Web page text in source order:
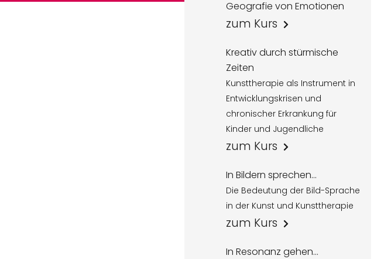
Geografie von Emotionen
zum Kurs
Kreativ durch stürmische
Zeiten
Kunsttherapie als Instrument in
Entwicklungskrisen und
chronischer Erkrankung für
Kinder und Jugendliche
zum Kurs
In Bildern sprechen...
Die Bedeutung der Bild-Sprache
in der Kunst und Kunsttherapie
zum Kurs
In Resonanz gehen...